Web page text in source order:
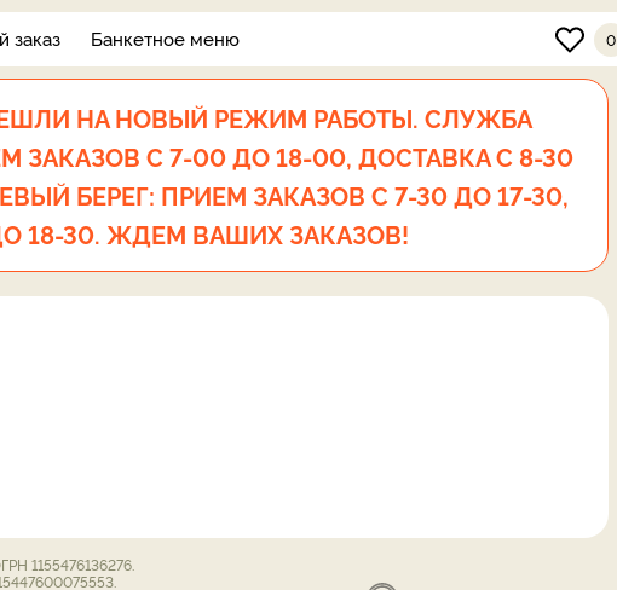
заказ Банкетное меню 0
НА НОВЫЙ РЕЖИМ РАБОТЫ. СЛУЖБА
ЗАКАЗОВ С 7-00 ДО 18-00, ДОСТАВКА С 8-30
БЕРЕГ: ПРИЕМ ЗАКАЗОВ С 7-30 ДО 17-30,
18-30. ЖДЕМ ВАШИХ ЗАКАЗОВ!
1155476136276.